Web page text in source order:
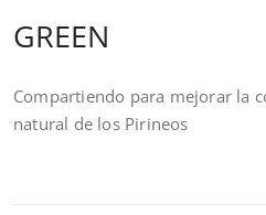
GREEN
Compartiendo para mejorar la
natural de los Pirineos